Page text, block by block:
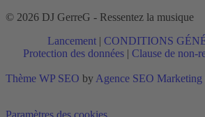
© 2026 DJ GerreG - Ressentez la musique
Lancement | CONDITIONS
Protection des données | Clause de non-
Thème WP SEO by Agence SEO
Retour
Paramètres des cookies